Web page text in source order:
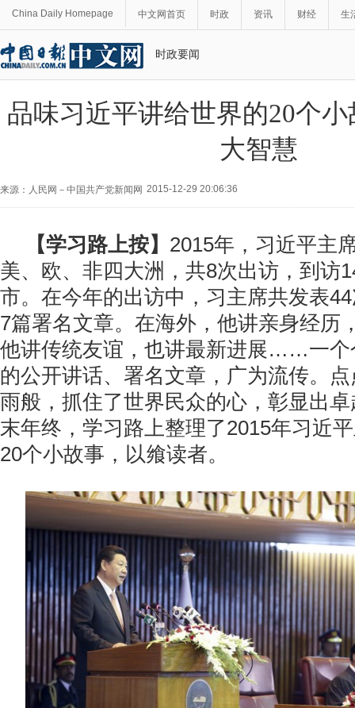
China Daily Homepage 中文网首页 时政 资讯 财经 生
时政要闻
品味习近平讲给世界的20个
大智慧
来源：人民网－中国共产党新闻网 2015-12-29 20:06:36
【学习路上按】 2015年，习近平主
美、欧、非四大洲，共8次出访，到访
市。在今年的出访中，习主席共发表
7篇署名文章。在海外，他讲亲身经历
他讲传统友谊，也讲最新进展……一个
的公开讲话、署名文章，广为流传。
雨般，抓住了世界民众的心，彰显出
末年终，学习路上整理了2015年习近
20个小故事，以飨读者。